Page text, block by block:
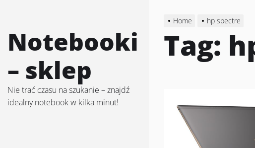
content
Notebooki
– sklep
Nie trać czasu na szukanie – znajdź
idealny notebook w kilka minut!
Home hp spectre
Tag: